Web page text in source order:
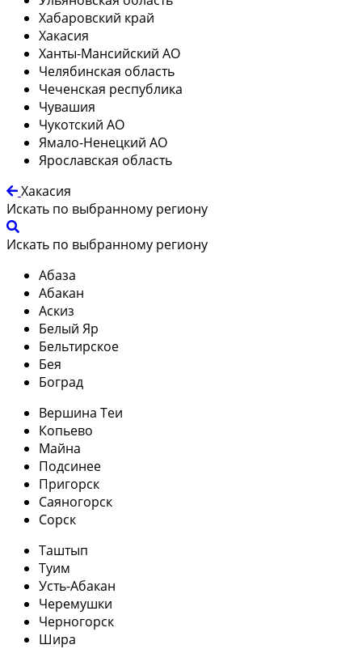
Хабаровский край
Хакасия
Ханты-Мансийский АО
Челябинская область
Чеченская республика
Чувашия
Чукотский АО
Ямало-Ненецкий АО
Ярославская область
Хакасия
Искать по выбранному региону
Искать по выбранному региону
Абаза
Абакан
Аскиз
Белый Яр
Бельтирское
Бея
Боград
Вершина Теи
Копьево
Майна
Подсинее
Пригорск
Саяногорск
Сорск
Таштып
Туим
Усть-Абакан
Черемушки
Черногорск
Шира